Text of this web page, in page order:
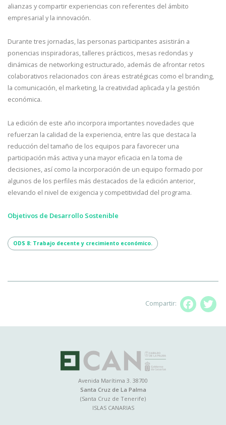
alianzas y compartir experiencias con referentes del ámbito
empresarial y la innovación.
Durante tres jornadas, las personas participantes asistirán a
ponencias inspiradoras, talleres prácticos, mesas redondas y
dinámicas de networking estructurado, además de afrontar retos
colaborativos relacionados con áreas estratégicas como el branding,
la comunicación, el marketing, la creatividad aplicada y la gestión
económica.
La edición de este año incorpora importantes novedades que
refuerzan la calidad de la experiencia, entre las que destaca la
reducción del tamaño de los equipos para favorecer una
participación más activa y una mayor eficacia en la toma de
decisiones, así como la incorporación de un equipo formado por
algunos de los perfiles más destacados de la edición anterior,
elevando el nivel de exigencia y competitividad del programa.
Objetivos de Desarrollo Sostenible
ODS 8: Trabajo decente y crecimiento económico.
Compartir:
Avenida Marítima 3. 38700
Santa Cruz de La Palma
(Santa Cruz de Tenerife)
ISLAS CANARIAS